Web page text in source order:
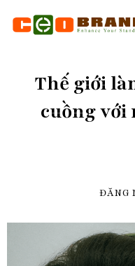
Thế giới
cuồng với
ĐĂNG